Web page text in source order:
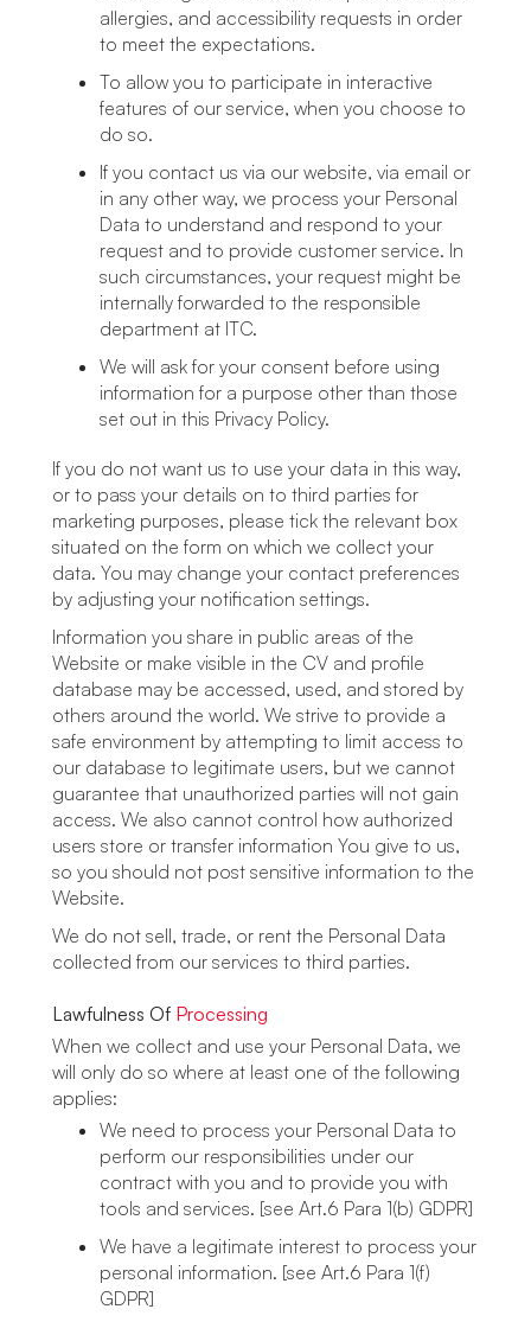
allergies, and accessibility requests in order
to meet the expectations.
To allow you to participate in interactive
features of our service, when you choose to
do so.
If you contact us via our website, via email or
in any other way, we process your Personal
Data to understand and respond to your
request and to provide customer service. In
such circumstances, your request might be
internally forwarded to the responsible
department at ITC.
We will ask for your consent before using
information for a purpose other than those
set out in this Privacy Policy.
If you do not want us to use your data in this way,
or to pass your details on to third parties for
marketing purposes, please tick the relevant box
situated on the form on which we collect your
data. You may change your contact preferences
by adjusting your notification settings.
Information you share in public areas of the
Website or make visible in the CV and profile
database may be accessed, used, and stored by
others around the world. We strive to provide a
safe environment by attempting to limit access to
our database to legitimate users, but we cannot
guarantee that unauthorized parties will not gain
access. We also cannot control how authorized
users store or transfer information You give to us,
so you should not post sensitive information to the
Website.
We do not sell, trade, or rent the Personal Data
collected from our services to third parties.
Lawfulness Of Processing
When we collect and use your Personal Data, we
will only do so where at least one of the following
applies:
We need to process your Personal Data to
perform our responsibilities under our
contract with you and to provide you with
tools and services. [see Art.6 Para 1(b) GDPR]
We have a legitimate interest to process your
personal information. [see Art.6 Para 1(f)
GDPR]